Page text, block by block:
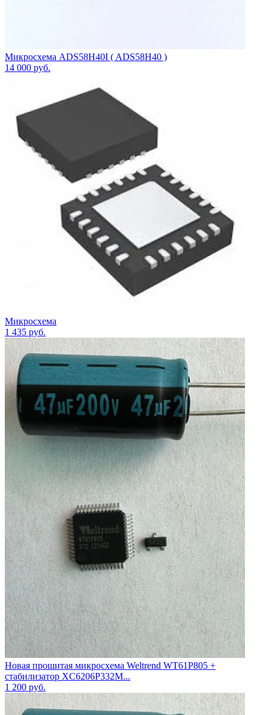
Микросхема ADS58H40I ( ADS58H40 )
14 000 руб.
Микросхема
1 435 руб.
Новая прошитая микросхема Weltrend WT61P805 +
стабилизатор XC6206P332M...
1 200 руб.